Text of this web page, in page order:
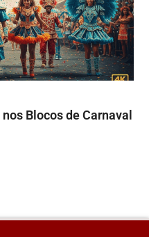
Blocos de Carnaval